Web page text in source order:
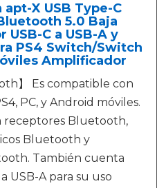
X USB Type-C
5.0 Baja
C a USB-A y
PS4 Switch/Switch
Amplificador
】 Es compatible con
PC, y Android móviles.
receptores Bluetooth,
Bluetooth y
También cuenta
USB-A para su uso